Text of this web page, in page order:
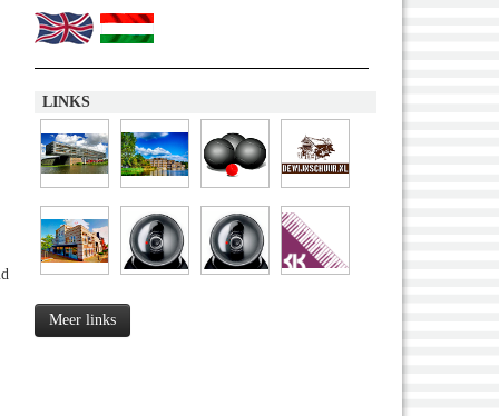
LINKS
Meer links